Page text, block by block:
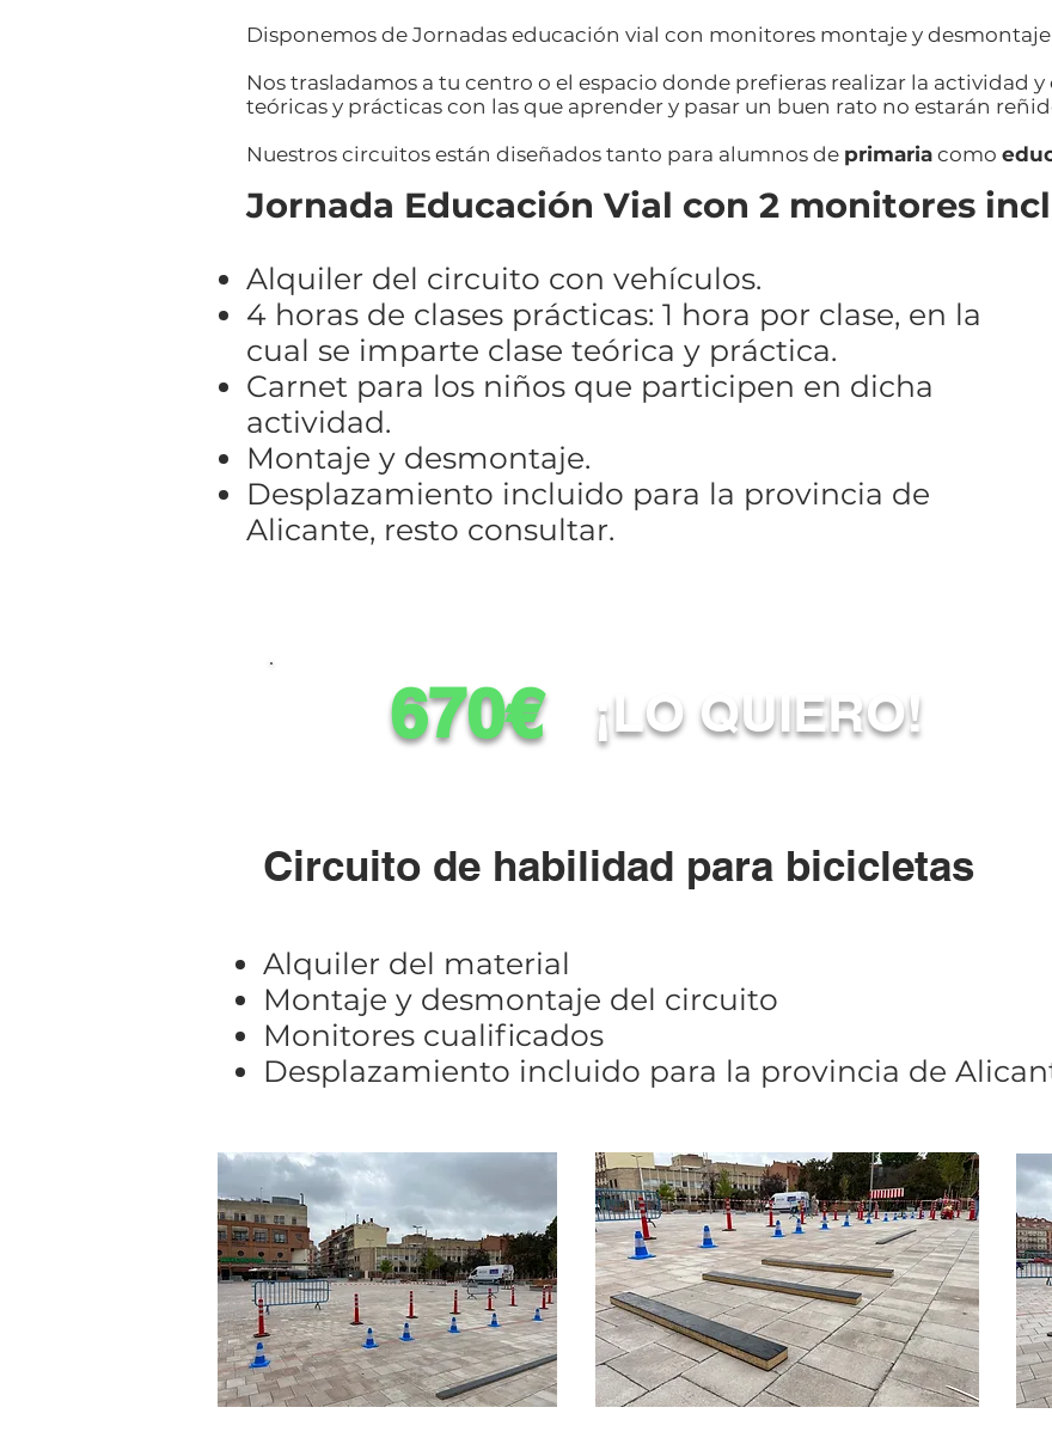
Disponemos de Jornadas educación vial con monitores montaje y
Nos trasladamos a tu centro o el espacio donde prefieras realizar la actividad
teóricas y prácticas con las que aprender y pasar un buen rato no estarán
Nuestros circuitos están diseñados tanto para alumnos de primaria como
Jornada Educación Vial con 2 monitores
Alquiler del circuito con vehículos.
4 horas de clases prácticas: 1 hora por clase, en la
cual se imparte clase teórica y práctica.
Carnet para los niños que participen en dicha
actividad.
Montaje y desmontaje.
Desplazamiento incluido para la provincia de
Alicante, resto consultar.
670€ ¡LO QUIERO!
Circuito de habilidad para bicicletas
Alquiler del material
Montaje y desmontaje del circuito
Monitores cualificados
Desplazamiento incluido para la provincia de